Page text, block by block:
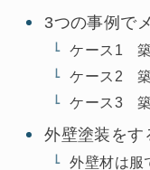
3つの事例で
ケース1 築
ケース2 築
ケース3 築
外壁塗装をす
外壁材は服